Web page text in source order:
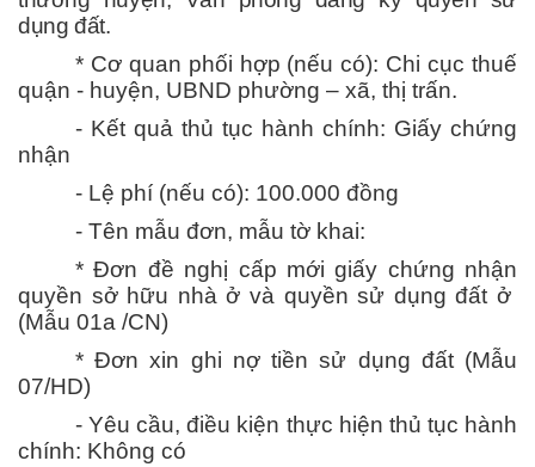
dụng đất.
* Cơ quan phối hợp (nếu có): Chi cục thuế
quận - huyện, UBND phường – xã, thị trấn.
- Kết quả thủ tục hành chính: Giấy chứng
nhận
- Lệ phí (nếu có): 100.000 đồng
- Tên mẫu đơn, mẫu tờ khai:
* Đơn đề nghị cấp mới giấy chứng nhận
quyền sở hữu nhà ở và quyền sử dụng đất ở
(Mẫu 01a /CN)
* Đơn xin ghi nợ tiền sử dụng đất (Mẫu
07/HD)
- Yêu cầu, điều kiện thực hiện thủ tục hành
chính: Không có